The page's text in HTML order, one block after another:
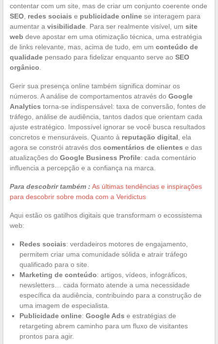
contentar com um site, mas de criar um conjunto coerente onde
SEO, redes sociais e publicidade onlinese interagem para
aumentar a visibilidade. Para ser realmente visível, um site
web deve apostar em uma otimização técnica, uma estratégia
de links relevante, mas, acima de tudo, em um conteúdo de
qualidadepensado para fidelizar enquanto serve ao SEO
orgânico
Gerir sua presença online também significa dominar os
números. A análise de comportamentos através do Google
Analytics torna-se indispensável: taxa de conversão, fontes de
tráfego, análise de audiência, tantos dados que orientam cada
ajuste estratégico. Impossível ignorar se você busca resultados
concretos e mensuráveis. Quanto à reputação digital , ela
agora se constrói através dos comentários de clientes e das
atualizações do Google Business Profile: cada comentário
influencia a percepção e a confiança na marca.
Para descobrir também : As últimas tendências e inspirações
para descobrir sobre moda com a Veridictus
Aqui estão os gatilhos digitais que transformam o ecossistema
web:
Redes sociais: verdadeiros motores de engajamento,
permitem criar uma comunidade sólida e atrair tráfego
qualificado para o site.
Marketing de conteúdo: artigos, vídeos, infográficos,
newsletters… cada formato atende a uma necessidade
específica da audiência, contribuindo para a construção de
uma imagem de especialista.
Publicidade online: Google Ads e estratégias de
retargeting abrem caminho para um fluxo de visitantes
prontos para agir.